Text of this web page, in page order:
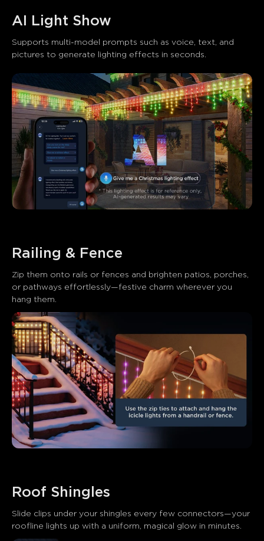
AI Light Show
Supports multi-model prompts such as voice, text, and
pictures to generate lighting effects in seconds.
Railing & Fence
Zip them onto rails or fences and brighten patios, porches,
or pathways effortlessly—festive charm wherever you
hang them.
Roof Shingles
Slide clips under your shingles every few connectors—your
roofline lights up with a uniform, magical glow in minutes.